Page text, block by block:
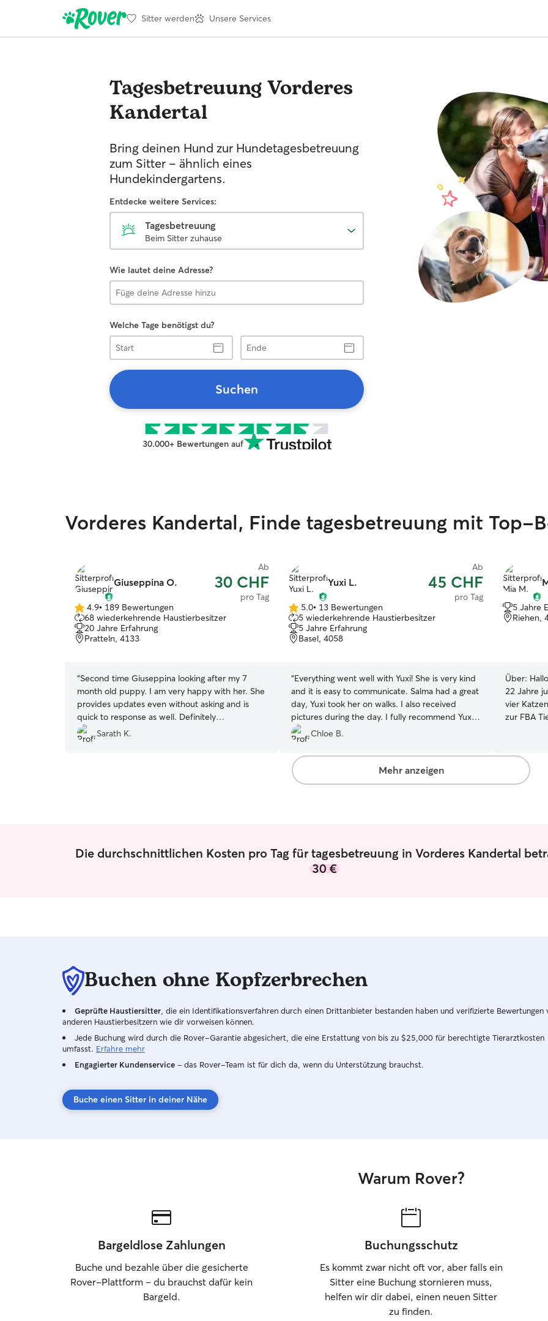
Sitter werden Unsere Services
TagesbetreuungVorderes
Kandertal
Bring deinen Hund zur Hundetagesbetreuung
zum Sitter - ähnlich eines
Hundekindergartens.
Entdecke weitere Services:
Tagesbetreuung
Beim Sitter zuhause
Wie lautet deine Adresse?
Welche Tage benötigst du?
Start
Ende
Suchen
30.000+ Bewertungen auf
Vorderes Kandertal, Finde tagesbetreuung mit Top-
Giuseppina O.
Ab
30 CHF
pro Tag
4.9
von
5
Sternen
4.9• 189 Bewertungen
68 wiederkehrende Haustierbesitzer
20 Jahre Erfahrung
Pratteln, 4133
“Second time Giuseppina looking after my 7
month old puppy. I am very happy with her. She
provides updates even without asking and is
quick to response as well. Definitely
recommeded
Sarath K.
Yuxi L.
Ab
45 CHF
pro Tag
5.0
von
5
Sternen
5.0• 13 Bewertungen
5 wiederkehrende Haustierbesitzer
5 Jahre Erfahrung
Basel, 4058
“Everything went well with Yuxi! She is very kind
and it is easy to communicate. Salma had a great
day, Yuxi took her on walks. I also received
pictures during the day. I fully recommend Yuxi
:)” Chloe B.
5 Jahre
Riehen,
Über:
22 Jahre jung. Ich habe selber zwei
vier Katzen. Aktuell mache ich eine
zur FBA
Ich kann
Zeit für
Tiere
gepflegt
Mehr anzeigen
Die durchschnittlichen Kosten pro Tag für tagesbetreuung in Vorderes Kandertal
30 €
Buchen ohne Kopfzerbrechen
Geprüfte Haustiersitter , die ein Identifikationsverfahren durch einen Drittanbieter bestanden haben und verifizierte Bewertungen
anderen Haustierbesitzern wie dir vorweisen können.
Jede Buchung wird durch die Rover-Garantie abgesichert, die eine Erstattung von bis zu $25,000 für berechtigte Tierarztkosten
umfasst. Erfahre mehr
Engagierter Kundenservice – das Rover-Team ist für dich da, wenn du Unterstützung brauchst.
Buche einen Sitter in deiner Nähe
Warum Rover?
Bargeldlose Zahlungen
Buche und bezahle über die gesicherte
Rover-Plattform – du brauchst dafür kein
Bargeld.
Buchungsschutz
Es kommt zwar nicht oft vor, aber falls ein
Sitter eine Buchung stornieren muss,
helfen wir dir dabei, einen neuen Sitter
zu finden.